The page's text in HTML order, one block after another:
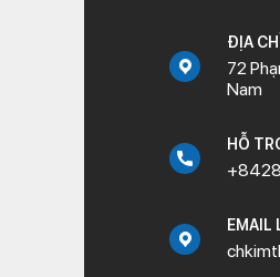
ĐỊA
72
Nam
HỖ
EMAIL